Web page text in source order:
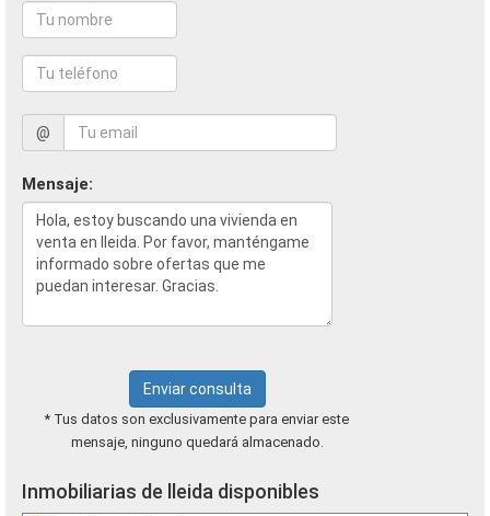
@
Mensaje:
Enviar consulta
* Tus datos son exclusivamente para enviar este
mensaje, ninguno quedará almacenado.
Inmobiliarias de lleida disponibles